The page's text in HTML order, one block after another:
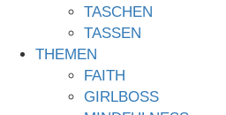
TASCHEN
TASSEN
THEMEN
FAITH
GIRLBOSS